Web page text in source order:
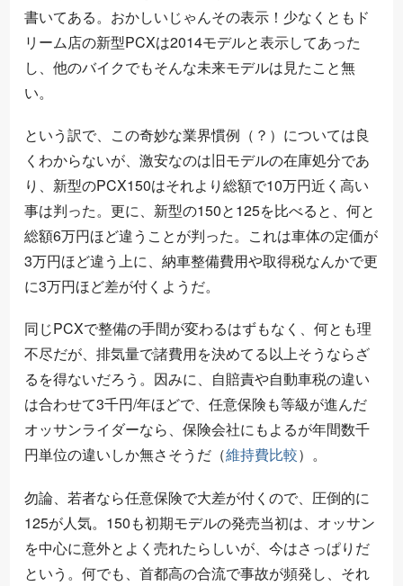
書いてある。おかしいじゃんその表示！少なくともド
リーム店の新型PCXは2014モデルと表示してあった
し、他のバイクでもそんな未来モデルは見たこと無
い。
という訳で、この奇妙な業界慣例（？）については良
くわからないが、激安なのは旧モデルの在庫処分であ
り、新型のPCX150はそれより総額で10万円近く高い
事は判った。更に、新型の150と125を比べると、何と
総額6万円ほど違うことが判った。これは車体の定価が
3万円ほど違う上に、納車整備費用や取得税なんかで更
に3万円ほど差が付くようだ。
同じPCXで整備の手間が変わるはずもなく、何とも理
不尽だが、排気量で諸費用を決めてる以上そうならざ
るを得ないだろう。因みに、自賠責や自動車税の違い
は合わせて3千円/年ほどで、任意保険も等級が進んだ
オッサンライダーなら、保険会社にもよるが年間数千
円単位の違いしか無さそうだ（維持費比較）。
勿論、若者なら任意保険で大差が付くので、圧倒的に
125が人気。150も初期モデルの発売当初は、オッサン
を中心に意外とよく売れたらしいが、今はさっぱりだ
という。何でも、首都高の合流で事故が頻発し、それ